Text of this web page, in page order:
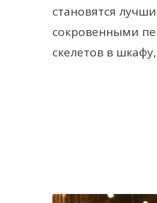
становятся
сокровенными
скелетов в